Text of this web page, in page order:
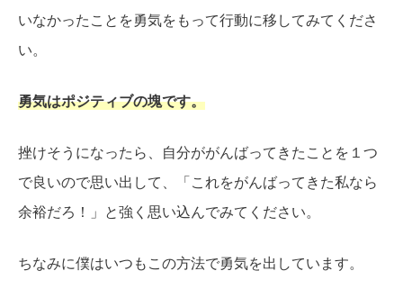
いなかったことを勇気をもって行動に移してみてくださ
い。
勇気はポジティブの塊です。
挫けそうになったら、自分ががんばってきたことを１つ
で良いので思い出して、「これをがんばってきた私なら
余裕だろ！」と強く思い込んでみてください。
ちなみに僕はいつもこの方法で勇気を出しています。